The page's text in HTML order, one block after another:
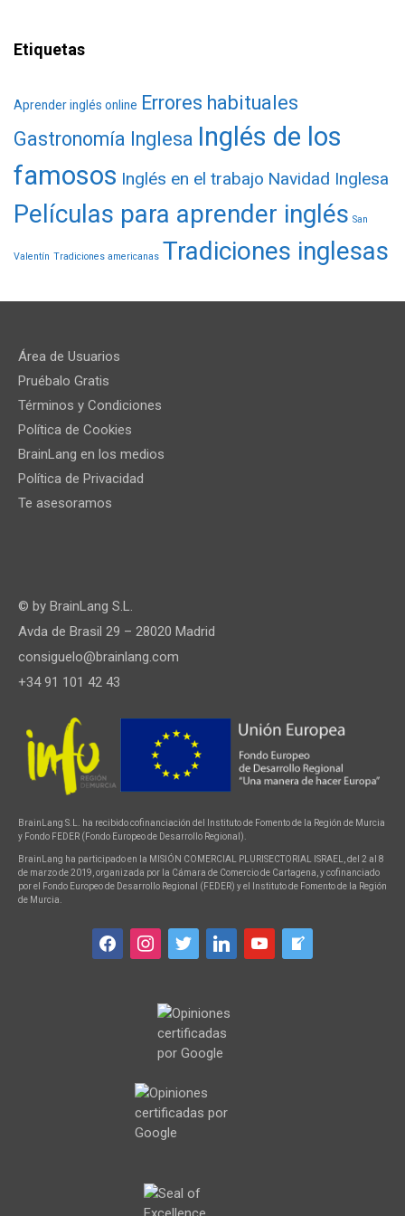
Etiquetas
Aprender inglés online Errores habituales
Gastronomía Inglesa Inglés de los
famosos Inglés en el trabajo Navidad Inglesa
Películas para aprender inglés San
Valentín Tradiciones americanas Tradiciones inglesas
Área de Usuarios
Pruébalo Gratis
Términos y Condiciones
Política de Cookies
BrainLang en los medios
Política de Privacidad
Te asesoramos
© by BrainLang S.L.
Avda de Brasil 29 – 28020 Madrid
consiguelo@brainlang.com
+34 91 101 42 43
BrainLang S.L. ha recibido cofinanciación del Instituto de Fomento de la Región de Murcia
y Fondo FEDER (Fondo Europeo de Desarrollo Regional).
BrainLang ha participado en la MISIÓN COMERCIAL PLURISECTORIAL ISRAEL, del 2 al 8
de marzo de 2019, organizada por la Cámara de Comercio de Cartagena, y cofinanciado
por el Fondo Europeo de Desarrollo Regional (FEDER) y el Instituto de Fomento de la Región
de Murcia.
facebookinstagram
twitter linkedin youtube welcome-
write-